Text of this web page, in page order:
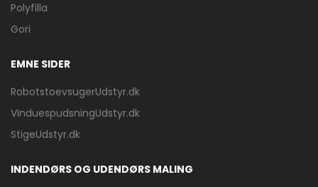
Polyfilla
Gori
EMNE SIDER
RobotstoevsugerUdstyr.dk
VinduespudsningUdstyr.dk
StigeUdstyr.dk
INDENDØRS OG UDENDØRS MALING